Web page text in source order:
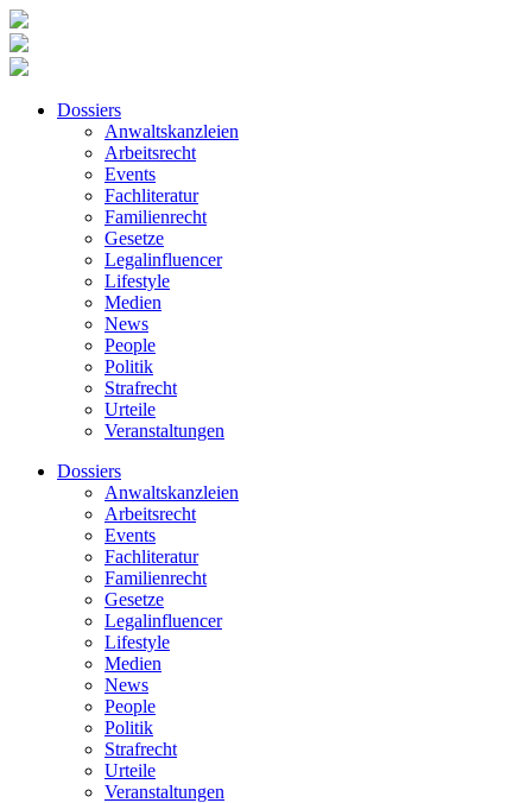
Dossiers
Anwaltskanzleien
Arbeitsrecht
Events
Fachliteratur
Familienrecht
Gesetze
Legalinfluencer
Lifestyle
Medien
News
People
Politik
Strafrecht
Urteile
Veranstaltungen
Dossiers
Anwaltskanzleien
Arbeitsrecht
Events
Fachliteratur
Familienrecht
Gesetze
Legalinfluencer
Lifestyle
Medien
News
People
Politik
Strafrecht
Urteile
Veranstaltungen